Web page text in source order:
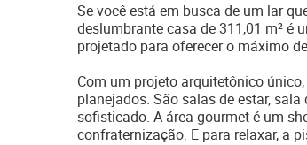
Se você está em busca de um lar
deslumbrante casa de 311,01 m² é
projetado para oferecer o máximo
Com um projeto arquitetônico
planejados. São salas de estar,
sofisticado. A área gourmet é um
confraternização. E para relaxar, a